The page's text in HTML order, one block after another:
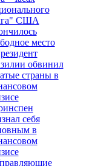
США
место
обвинил
страны в
себя
в